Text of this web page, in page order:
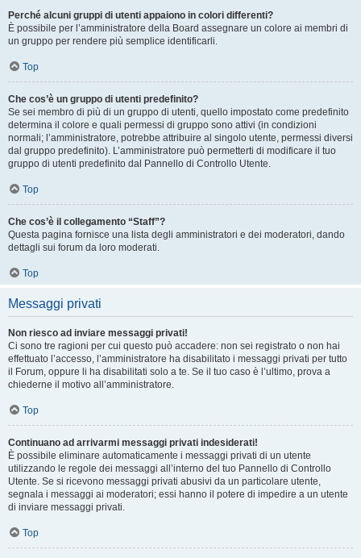
Perché alcuni gruppi di utenti appaiono in colori differenti?
È possibile per l’amministratore della Board assegnare un colore ai membri di
un gruppo per rendere più semplice identificarli.
Top
Che cos’è un gruppo di utenti predefinito?
Se sei membro di più di un gruppo di utenti, quello impostato come predefinito
determina il colore e quali permessi di gruppo sono attivi (in condizioni
normali; l’amministratore, potrebbe attribuire al singolo utente, permessi diversi
dal gruppo predefinito). L’amministratore può permetterti di modificare il tuo
gruppo di utenti predefinito dal Pannello di Controllo Utente.
Top
Che cos’è il collegamento “Staff”?
Questa pagina fornisce una lista degli amministratori e dei moderatori, dando
dettagli sui forum da loro moderati.
Top
Messaggi privati
Non riesco ad inviare messaggi privati!
Ci sono tre ragioni per cui questo può accadere: non sei registrato o non hai
effettuato l’accesso, l’amministratore ha disabilitato i messaggi privati per tutto
il Forum, oppure li ha disabilitati solo a te. Se il tuo caso è l’ultimo, prova a
chiederne il motivo all’amministratore.
Top
Continuano ad arrivarmi messaggi privati indesiderati!
È possibile eliminare automaticamente i messaggi privati ​​di un utente
utilizzando le regole dei messaggi all’interno del tuo Pannello di Controllo
Utente. Se si ricevono messaggi privati ​​abusivi da un particolare utente,
segnala i messaggi ai moderatori; essi hanno il potere di impedire a un utente
di inviare messaggi privati​​.
Top